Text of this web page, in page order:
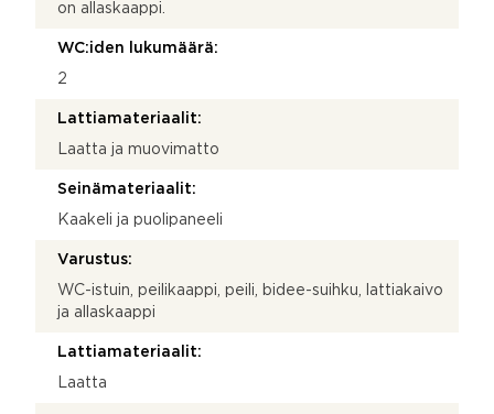
on allaskaappi.
WC:iden lukumäärä:
2
Lattiamateriaalit:
Laatta ja muovimatto
Seinämateriaalit:
Kaakeli ja puolipaneeli
Varustus:
WC-istuin, peilikaappi, peili, bidee-suihku, lattiakaivo
ja allaskaappi
Lattiamateriaalit:
Laatta